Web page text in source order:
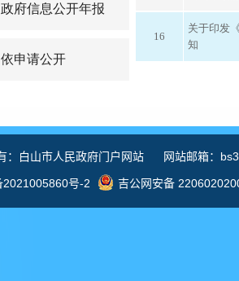
16
关于印发
知
政府信息公开年报
依申请公开